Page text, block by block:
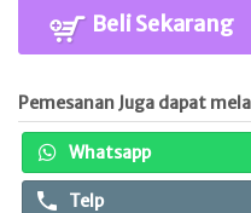
Beli Sekarang
Pemesanan Juga dapat
Whatsapp
Telp